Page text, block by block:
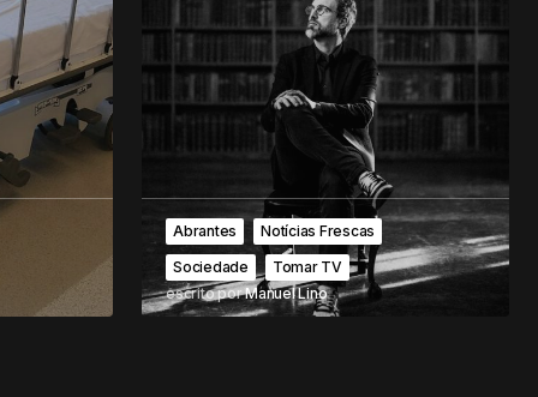
Abrantes
Notícias Frescas
Sociedade
Tomar TV
escrito porManuel Lino